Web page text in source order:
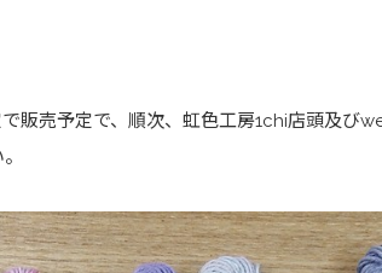
売予定で、順次、虹色工房1chi店頭及び